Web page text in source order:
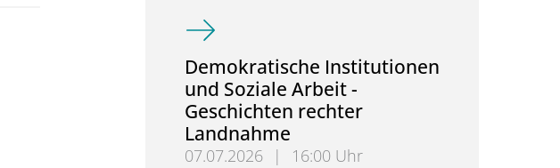
Bis 30.09.! bewerben für den MA
Demokratische Institutionen
und Soziale Arbeit -
Geschichten rechter
Landnahme
07.07.2026 |
16:00 Uhr